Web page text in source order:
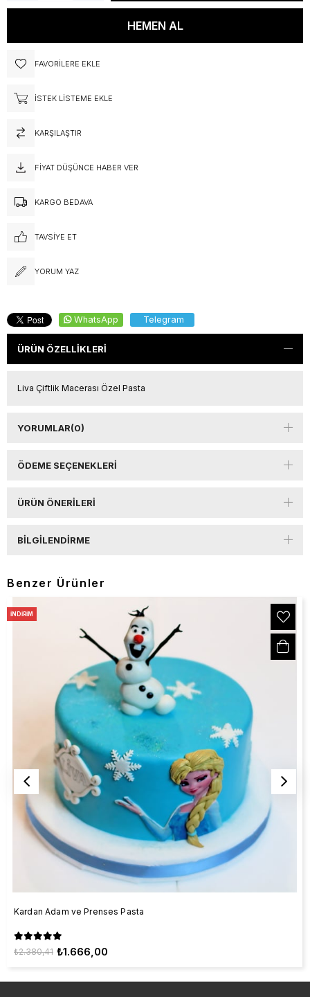
FAVORILERE EKLE
İSTEK LISTEME EKLE
KARŞILAŞTIR
FIYAT DÜŞÜNCE HABER VER
KARGO BEDAVA
TAVSIYE ET
YORUM YAZ
WhatsApp Telegram
ÜRÜN ÖZELLIKLERI
Liva Çiftlik Macerası Özel Pasta
YORUMLAR(0)
ÖDEME SEÇENEKLERI
ÜRÜN ÖNERILERI
BILGILENDIRME
Benzer Ürünler
Kardan Adam ve Prenses Pasta
₺1.666,00
₺2.380,41
İNDIRIM